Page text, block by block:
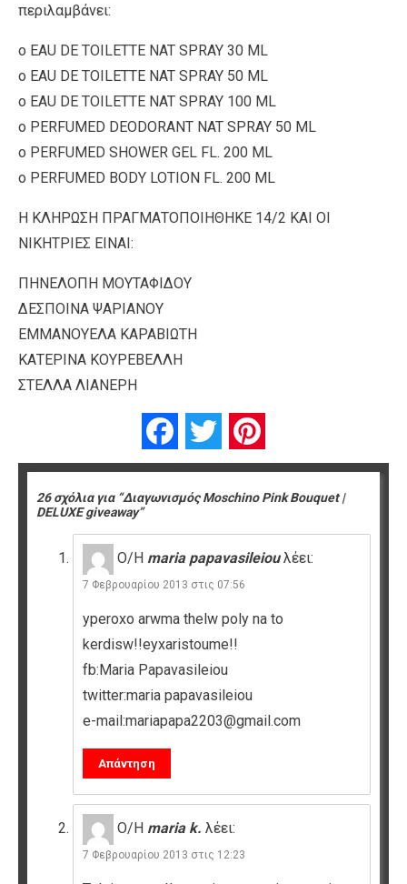
περιλαμβάνει:
o EAU DE TOILETTE NAT SPRAY 30 ML
o EAU DE TOILETTE NAT SPRAY 50 ML
o EAU DE TOILETTE NAT SPRAY 100 ML
o PERFUMED DEODORANT NAT SPRAY 50 ML
o PERFUMED SHOWER GEL FL. 200 ML
o PERFUMED BODY LOTION FL. 200 ML
Η ΚΛΗΡΩΣΗ ΠΡΑΓΜΑΤΟΠΟΙΗΘΗΚΕ 14/2 ΚΑΙ ΟΙ
ΝΙΚΗΤΡΙΕΣ ΕΙΝΑΙ:
ΠΗΝΕΛΟΠΗ ΜΟΥΤΑΦΙΔΟΥ
ΔΕΣΠΟΙΝΑ ΨΑΡΙΑΝΟΥ
ΕΜΜΑΝΟΥΕΛΑ ΚΑΡΑΒΙΩΤΗ
ΚΑΤΕΡΙΝΑ ΚΟΥΡΕΒΕΛΛΗ
ΣΤΕΛΛΑ ΛΙΑΝΕΡΗ
FacebookTwitter
26 σχόλια για “Διαγωνισμός Moschino Pink Bouquet |
DELUXE giveaway”
Ο/Η maria papavasileiou λέει:
7 Φεβρουαρίου 2013 στις 07:56
yperoxo arwma thelw poly na to
kerdisw!!eyxaristoume!!
fb:Maria Papavasileiou
twitter:maria papavasileiou
e-mail:mariapapa2203@gmail.com
Απάντηση
Ο/Η maria k. λέει:
7 Φεβρουαρίου 2013 στις 12:23